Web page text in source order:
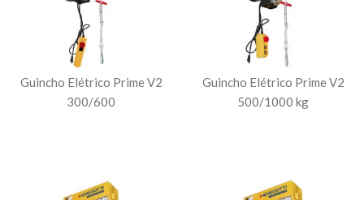
Guincho Elétrico Prime V2
300/600
Guincho Elétrico Prime V2
500/1000 kg